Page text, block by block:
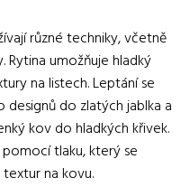
různé techniky, včetně
umožňuje hladký
na listech. Leptání se
do zlatých jablka a
kov do hladkých křivek.
tlaku, který se
na kovu.